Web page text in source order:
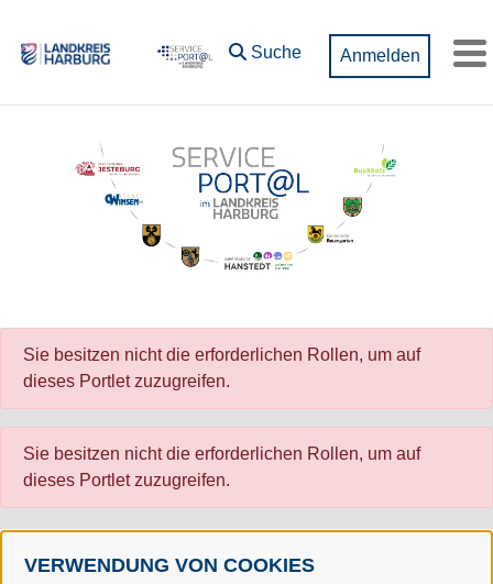
VERWENDUNG VON COOKIES
Suche Anmelden
Sie besitzen nicht die erforderlichen Rollen, um auf
dieses Portlet zuzugreifen.
Sie besitzen nicht die erforderlichen Rollen, um auf
dieses Portlet zuzugreifen.